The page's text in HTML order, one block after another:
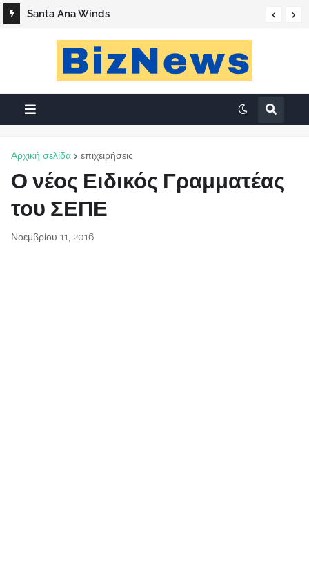
Santa Ana Winds
Αρχική σελίδα επιχειρήσεις
Ο νέος Ειδικός Γραμματέας
του ΣΕΠΕ
Νοεμβρίου 11, 2016